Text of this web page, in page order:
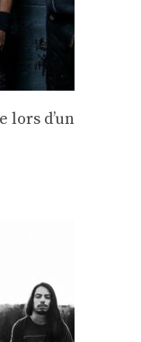
lors d’un